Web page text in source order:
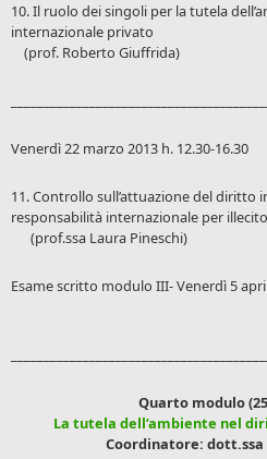
10. Il ruolo dei singoli per la tutela
internazionale privato
(prof. Roberto Giuffrida)
Venerdì 22 marzo 2013 h. 12.30-16.30
11. Controllo sull’attuazione del diritto
responsabilità internazionale per
(prof.ssa Laura Pineschi)
Esame scritto modulo III- Venerdì 5
Quarto modulo
La tutela dell’ambiente nel
Coordinatore: dott.ssa